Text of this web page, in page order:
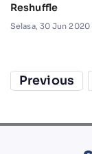
Reshuffle
Selasa, 30 Jun 2020
Previous